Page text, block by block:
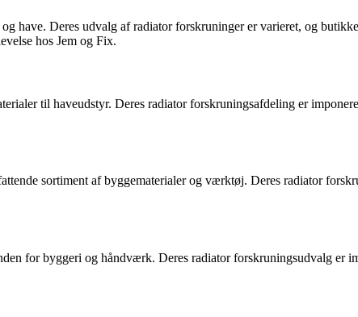
have. Deres udvalg af radiator forskruninger er varieret, og
hos Jem og Fix.
til haveudstyr. Deres radiator forskruningsafdeling er
sortiment af byggematerialer og værktøj. Deres radiator
for byggeri og håndværk. Deres radiator forskruningsudvalg er